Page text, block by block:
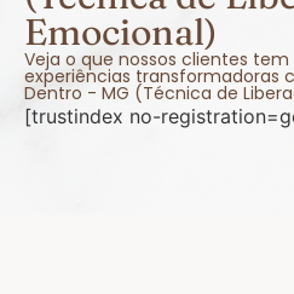
Emocional)
Veja o que nossos clientes tem
experiências transformadoras
Dentro - MG (Técnica de
[trustindex no-